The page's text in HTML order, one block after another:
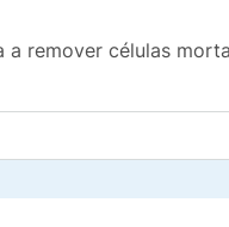
remover células
com
olhos.